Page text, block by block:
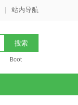
| 站内导航
Boot